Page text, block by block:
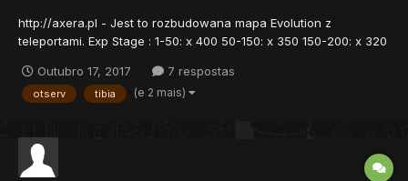
http://axera.pl - Jest to rozbudowana mapa Evolution z
teleportami. Exp Stage : 1-50: x 400 50-150: x 350 150-200: x 320
600-700: x 25 700-1500: x 10 1500 +: x 5 IP: Axera.pl Skill: x30
Magic:...
Outubro 17, 2017 7 respostas
otserv tibia (e 2 mais)